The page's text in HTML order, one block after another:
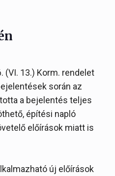
13.) Korm. rendelet
során az
a bejelentés teljes
építési napló
előírások miatt is
új előírások